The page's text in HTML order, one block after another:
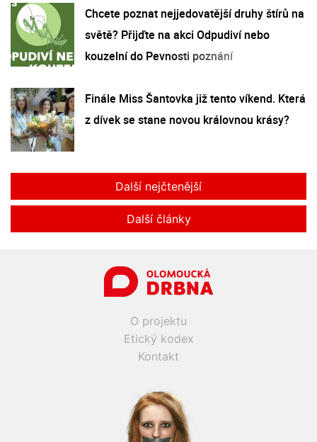
Chcete poznat nejjedovatější druhy štírů na
světě? Přijďte na akci Odpudiví nebo
kouzelní do Pevnosti poznání
Finále Miss Šantovka již tento víkend. Která
z dívek se stane novou královnou krásy?
Další nejčtenější
Další články
O projektu
Etický kodex
Kontakt